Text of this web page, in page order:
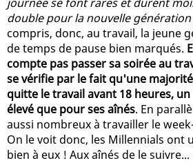
double pour la nouvelle
compris, donc, au travail, la jeune
de temps de pause bien marqués.
compte pas passer sa soirée au
se vérifie par le fait qu'une
quitte le travail avant 18 heures,
élevé que pour ses aînés. En
aussi nombreux à travailler le
On le voit donc, les Millennials ont
bien à eux ! Aux aînés de le suivre...